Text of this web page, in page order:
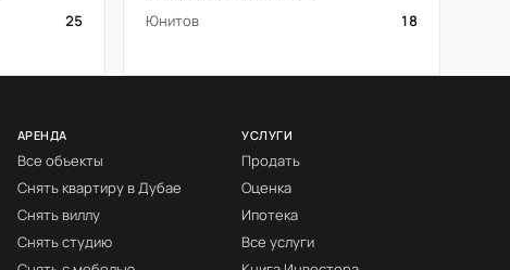
25 Юнитов 18
АРЕНДА
Все объекты
Снять квартиру в Дубае
Снять виллу
Снять студию
УСЛУГИ
Продать
Оценка
Ипотека
Все услуги